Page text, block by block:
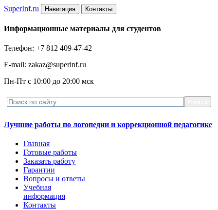
SuperInf.ru Навигация Контакты
Информационные материалы для студентов
Телефон: +7 812 409-47-42
E-mail: zakaz@superinf.ru
Пн-Пт с 10:00 до 20:00 мск
Лучшие работы по логопедии и коррекционной педагогике
Главная
Готовые работы
Заказать работу
Гарантии
Вопросы и ответы
Учебная
информация
Контакты